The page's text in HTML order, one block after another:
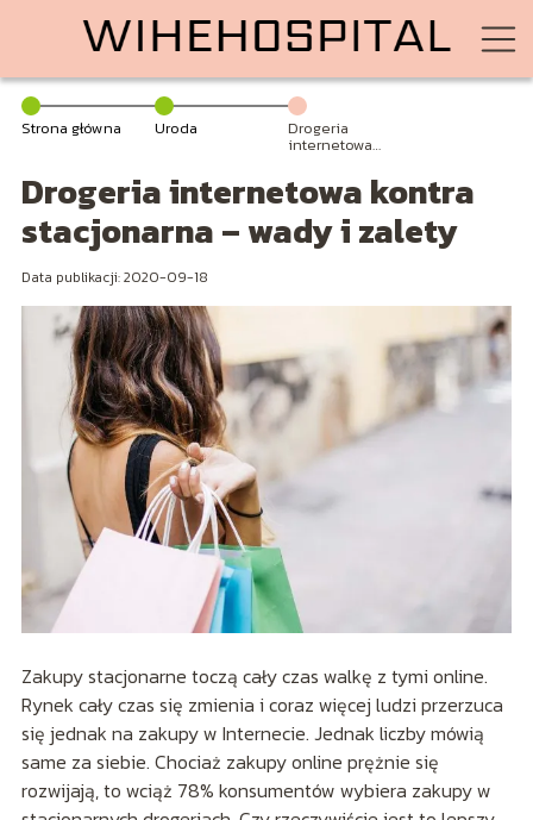
Strona główna Uroda Drogeria
internetowa
stacjonarna –
wady i zalety
Drogeria internetowa kontra
stacjonarna – wady i zalety
Data publikacji: 2020-09-18
Zakupy stacjonarne toczą cały czas walkę z tymi online.
Rynek cały czas się zmienia i coraz więcej ludzi przerzuca
się jednak na zakupy w Internecie. Jednak liczby mówią
same za siebie. Chociaż zakupy online prężnie się
rozwijają, to wciąż 78% konsumentów wybiera zakupy w